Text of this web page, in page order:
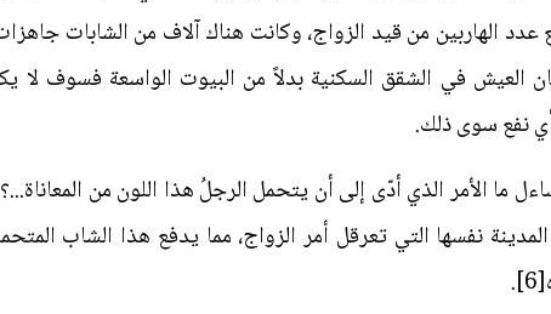
كان يرتفع عدد الهاربين من قيد الزواج، وكانت هناك آلاف من الشابات
العيش في الشقق السكنية بدلاً من البيوت الواسعة فسوف
أي نفع سوى ذلك.
الأمر الذي أدّى إلى أن يتحمل الرجلُ هذا اللون من
نفسها التي تعرقل أمر الزواج، مما يدفع هذا الشاب